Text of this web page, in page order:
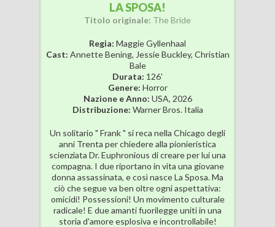
LA SPOSA!
Titolo originale: The Bride
Regia: Maggie Gyllenhaal
Cast: Annette Bening, Jessie Buckley, Christian
Bale
Durata: 126'
Genere: Horror
Nazione e Anno: USA, 2026
Distribuzione: Warner Bros. Italia
Un solitario " Frank " si reca nella Chicago degli
anni Trenta per chiedere alla pionieristica
scienziata Dr. Euphronious di creare per lui una
compagna. I due riportano in vita una giovane
donna assassinata, e così nasce La Sposa. Ma
ciò che segue va ben oltre ogni aspettativa:
omicidi! Possessioni! Un movimento culturale
radicale! E due amanti fuorilegge uniti in una
storia d'amore esplosiva e incontrollabile!